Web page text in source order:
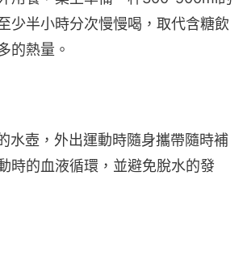
少半小時分次慢慢喝，取代含糖飲
的熱量。
水壺，外出運動時隨身攜帶隨時補
時的血液循環，並避免脫水的發